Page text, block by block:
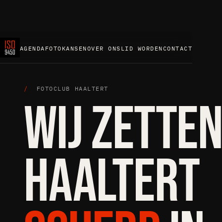
AGENDAFOTOKANSENOVER ONSLID WORDENCONTACT
/ FOTOCLUB HAALTERT
WIJ
HAALTERT